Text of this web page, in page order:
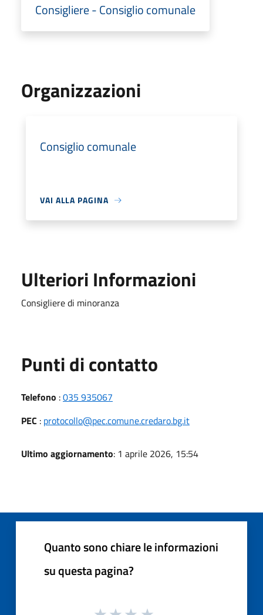
Consigliere - Consiglio comunale
Organizzazioni
Consiglio comunale
VAI ALLA PAGINA
Ulteriori Informazioni
Consigliere di minoranza
Punti di contatto
Telefono :035 935067
PEC : protocollo@pec.comune.credaro.bg.it
Ultimo aggiornamento: 1 aprile 2026, 15:54
Quanto sono chiare le informazioni
su questa pagina?